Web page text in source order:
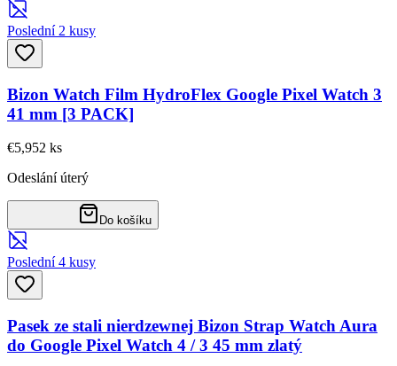
Poslední 2 kusy
Bizon Watch Film HydroFlex Google Pixel Watch 3
41 mm [3 PACK]
€5,952 ks
Odeslání úterý
Do košíku
Poslední 4 kusy
Pasek ze stali nierdzewnej Bizon Strap Watch Aura
do Google Pixel Watch 4 / 3 45 mm zlatý